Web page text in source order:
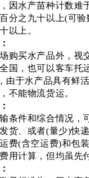
因水产苗种计数难
分之九十以上(可
以上。
购买水产品外，视
国，也可以客车托
由于水产品具有鲜
不能物流货运。
条件和综合情况，
货、或者(量少)快
费(含空运费)和包
用计算，但均虽先